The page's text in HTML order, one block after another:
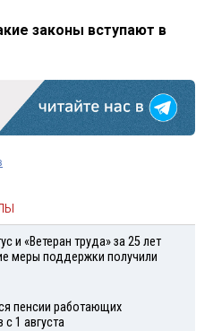
законы вступают в
и «Ветеран труда» за 25 лет
меры поддержки получили
пенсии работающих
1 августа